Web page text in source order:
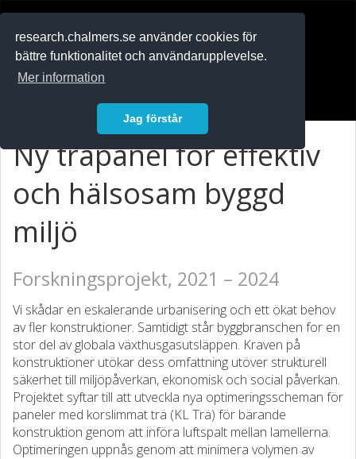
research.chalmers.se använder cookies för
bättre funktionalitet och användarupplevelse.
Mer information
Jag förstår
Ny träpanel för effektiv
och hälsosam byggd
miljö
Forskningsprojekt, 2021 – 2024
Vi skådar en eskalerande urbanisering och ett ökat behov
av fler konstruktioner. Samtidigt står byggbranschen for en
stor del av globala växthusgasutsläppen. Kraven på
konstruktioner utökar dess omfattning utöver strukturell
säkerhet till miljöpåverkan, ekonomisk och social påverkan.
Projektet syftar till att utveckla nya optimeringsscheman för
paneler med korslimmat trä (KL Trä) för bärande
konstruktion genom att införa luftspalt mellan lamellerna.
Optimeringen uppnås genom att minimera volymen av